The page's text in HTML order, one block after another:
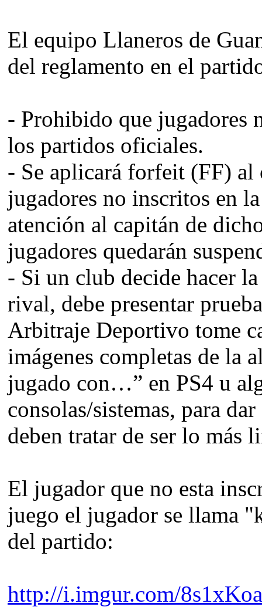
El equipo Llaneros de
del reglamento en el
- Prohibido que jugadores
los partidos oficiales.
- Se aplicará forfeit (FF) al
jugadores no inscritos en
atención al capitán de
jugadores quedarán
- Si un club decide hacer
rival, debe presentar
Arbitraje Deportivo tome
imágenes completas de la
jugado con…” en PS4 u
consolas/sistemas, para
deben tratar de ser lo más
El jugador que no esta
juego el jugador se llama
del partido:
http://i.imgur.com/